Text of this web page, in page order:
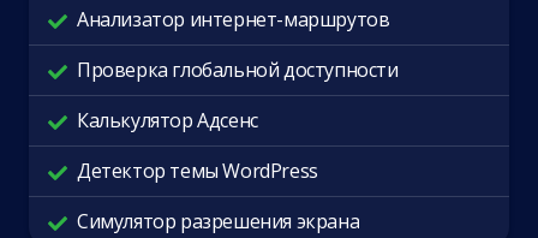
Анализатор интернет-маршрутов
Проверка глобальной доступности
Калькулятор Адсенс
Детектор темы WordPress
Симулятор разрешения экрана